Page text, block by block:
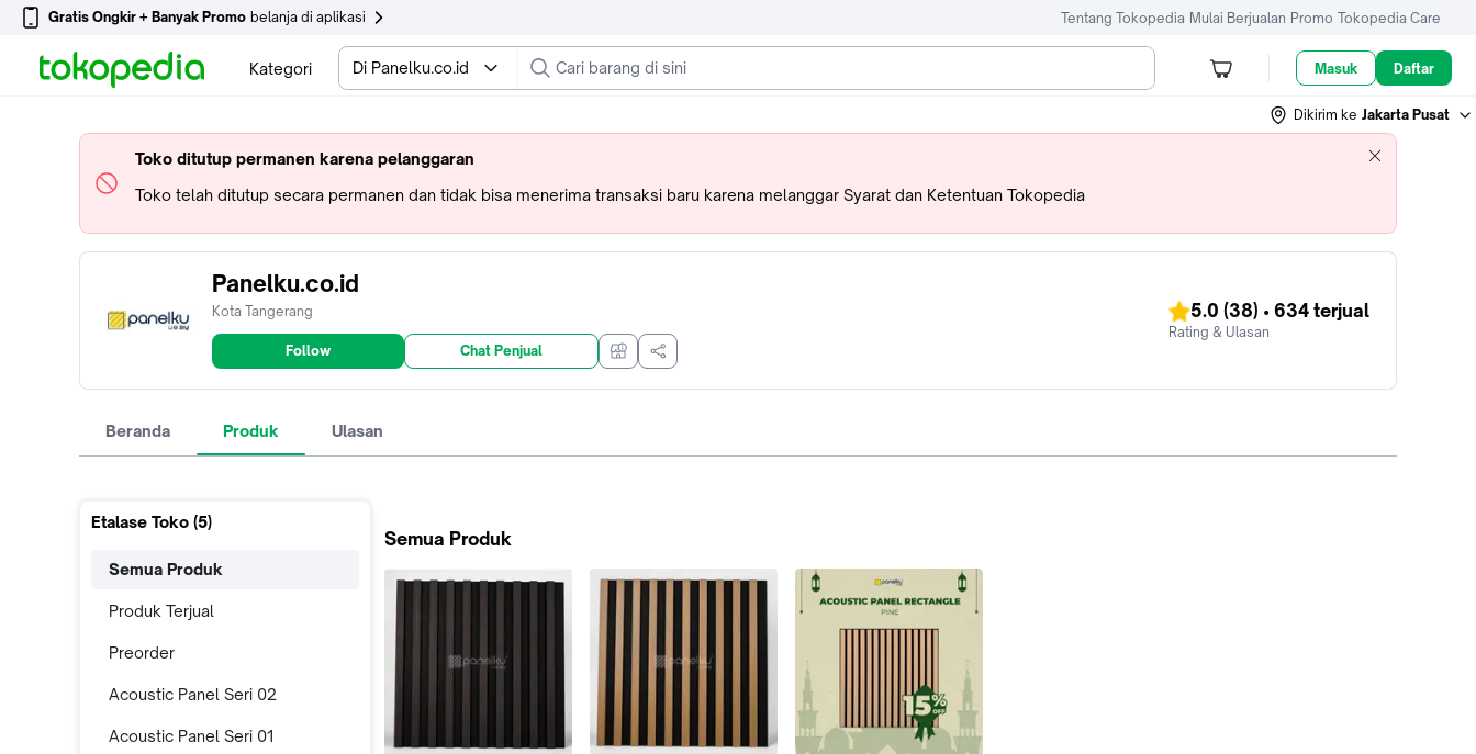
Gratis Ongkir + Banyak Promo belanja di aplikasi Tentang Tokopedia Mulai Berjualan Promo Tokopedia Care
Kategori Di Panelku.co.id Masuk Daftar
Dikirim ke Jakarta Pusat
Toko ditutup permanen karena pelanggaran
Toko telah ditutup secara permanen dan tidak bisa menerima transaksi baru karena melanggar Syarat dan Ketentuan Tokopedia
Panelku.co.id
Kota Tangerang
Follow Chat Penjual
5.0 (38) • 634 terjual
Rating & Ulasan
Beranda Produk Ulasan
Etalase Toko (5)
Semua Produk
Produk Terjual
Preorder
Acoustic Panel Seri 02
Acoustic Panel Seri 01
Semua Produk